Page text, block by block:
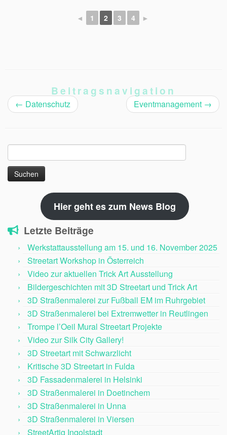
◄ 1 2 3 4 ►
Beitragsnavigation
← Datenschutz Eventmanagement →
nach:
Hier geht es zum News Blog
Letzte Beiträge
Werkstattausstellung am 15. und 16. November 2025
Streetart Workshop in Österreich
Video zur aktuellen Trick Art Ausstellung
Bildergeschichten mit 3D Streetart und Trick Art
3D Straßenmalerei zur Fußball EM im Ruhrgebiet
3D Straßenmalerei bei Extremwetter in Reutlingen
Trompe l’Oeil Mural Streetart Projekte
Video zur Silk City Gallery!
3D Streetart mit Schwarzlicht
Kritische 3D Streetart in Fulda
3D Fassadenmalerei in Helsinki
3D Straßenmalerei in Doetinchem
3D Straßenmalerei in Unna
3D Straßenmalerei in Viersen
StreetArtig Ingolstadt